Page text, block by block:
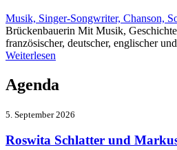
Musik, Singer-Songwriter, Chanson,
Brückenbauerin Mit Musik,
französischer, deutscher, englischer
Weiterlesen
Agenda
5. September 2026
Roswita Schlatter und